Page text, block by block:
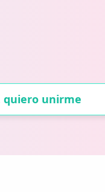
quiero unirme